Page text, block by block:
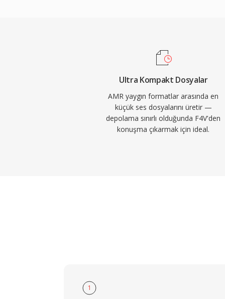
olup sessizlik sırasında iletimi azaltır.
3400 Hz) nedeniyle müzik için uygun
koşullarında anlaşılır konuşma iletiminde
Ultra Kompakt Dosyalar
AMR yaygın formatlar arasında en
küçük ses dosyalarını üretir —
depolama sınırlı olduğunda F4V'den
konuşma çıkarmak için ideal.
1